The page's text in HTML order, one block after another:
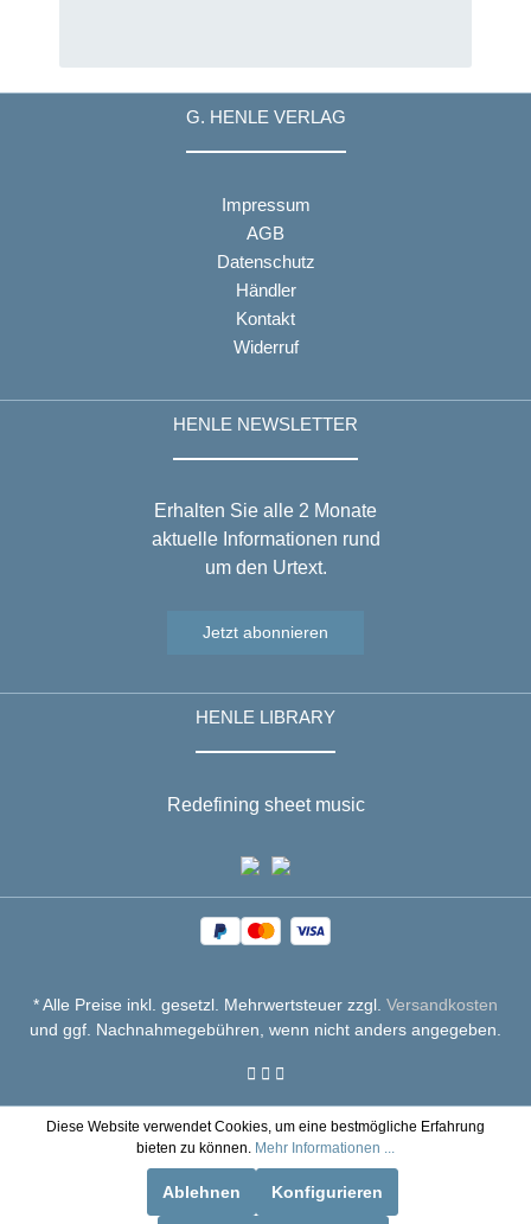
G. HENLE VERLAG
Impressum
AGB
Datenschutz
Händler
Kontakt
Widerruf
HENLE NEWSLETTER
Erhalten Sie alle 2 Monate
aktuelle Informationen rund
um den Urtext.
Jetzt abonnieren
HENLE LIBRARY
Redefining sheet music
* Alle Preise inkl. gesetzl. Mehrwertsteuer zzgl. Versandkosten
und ggf. Nachnahmegebühren, wenn nicht anders angegeben.
Diese Website verwendet Cookies, um eine bestmögliche Erfahrung
bieten zu können. Mehr Informationen ...
Ablehnen Konfigurieren